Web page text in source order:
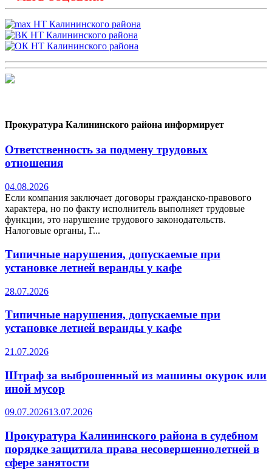
Прокуратура Калининского района информирует
Ответственность за подмену трудовых
отношения
04.08.2026
Если компания заключает договоры гражданско-правового
характера, но по факту исполнитель выполняет трудовые
функции, это нарушение трудового законодательств.
Налоговые органы, Г...
Типичные нарушения, допускаемые при
установке летней веранды у кафе
28.07.2026
Типичные нарушения, допускаемые при
установке летней веранды у кафе
21.07.2026
Штраф за выброшенный из машины окурок или
иной мусор
09.07.202613.07.2026
Прокуратура Калининского района в судебном
порядке защитила права несовершеннолетней в
сфере занятости